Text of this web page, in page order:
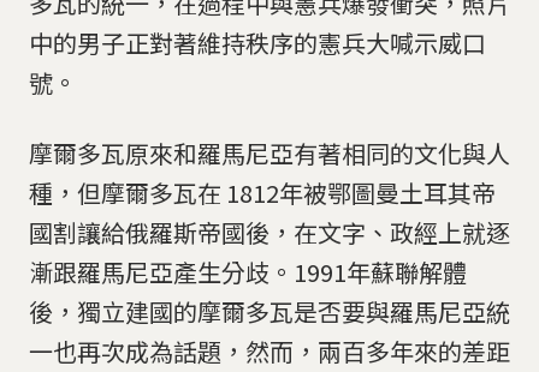
中的男子正對著維持秩序的憲兵大喊示威口
號。
摩爾多瓦原來和羅馬尼亞有著相同的文化與人
種，但摩爾多瓦在 1812年被鄂圖曼土耳其帝
國割讓給俄羅斯帝國後，在文字、政經上就逐
漸跟羅馬尼亞產生分歧。1991年蘇聯解體
後，獨立建國的摩爾多瓦是否要與羅馬尼亞統
一也再次成為話題，然而，兩百多年來的差距